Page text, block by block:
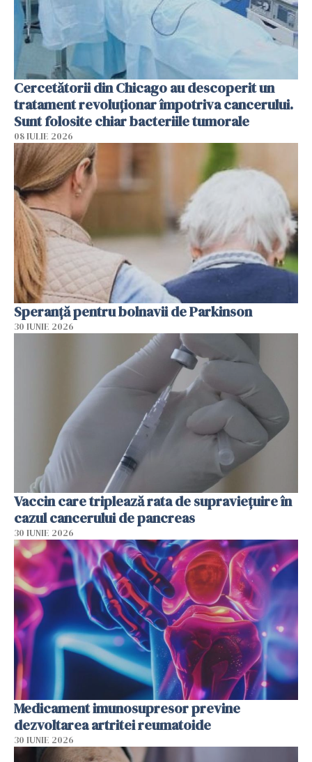
Cercetătorii din Chicago au descoperit un
tratament revoluționar împotriva cancerului.
Sunt folosite chiar bacteriile tumorale
08 IULIE 2026
Speranță pentru bolnavii de Parkinson
30 IUNIE 2026
Vaccin care triplează rata de supraviețuire în
cazul cancerului de pancreas
30 IUNIE 2026
Medicament imunosupresor previne
dezvoltarea artritei reumatoide
30 IUNIE 2026